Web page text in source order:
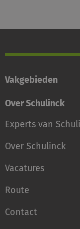
Vakgebieden
Over Schulinck
Experts van
Over Schulinck
Vacatures
Route
Contact